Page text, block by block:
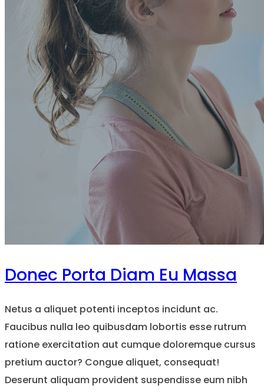
Donec Porta Diam Eu Massa
Netus a aliquet potenti inceptos incidunt ac.
Faucibus nulla leo quibusdam lobortis esse rutrum
ratione exercitation aut cumque doloremque cursus
pretium auctor? Congue aliquet, consequat!
Deserunt aliquam provident suspendisse eum nibh